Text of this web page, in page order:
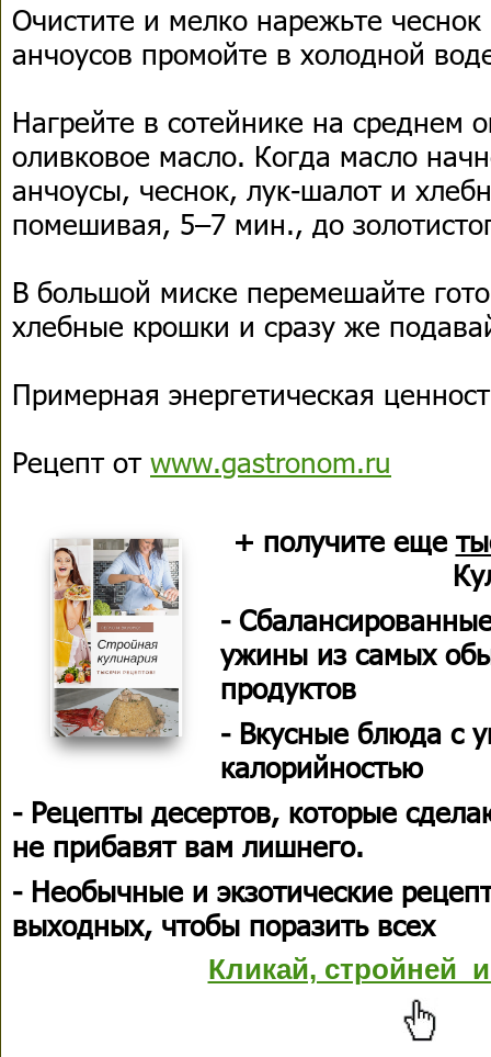
Очистите и мелко нарежьте
анчоусов промойте в холодной
Нагрейте в сотейнике на среднем
оливковое масло. Когда масло
анчоусы, чеснок, лук-шалот и
помешивая, 5–7 мин., до
В большой миске перемешайте
хлебные крошки и сразу же
Примерная энергетическая
Рецепт от www.gastronom.ru
+ получите еще
-
ужины из самых
продуктов
- Вкусные блюда с
калорийностью
- Рецепты десертов, которые
не прибавят вам лишнего.
- Необычные и экзотические
выходных, чтобы поразить всех
Кликай, стройней